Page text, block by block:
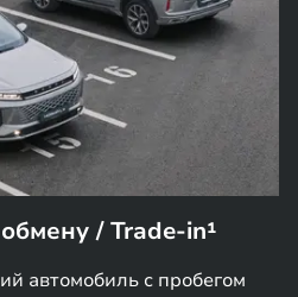
/ Trade-in¹
автомобиль с пробегом